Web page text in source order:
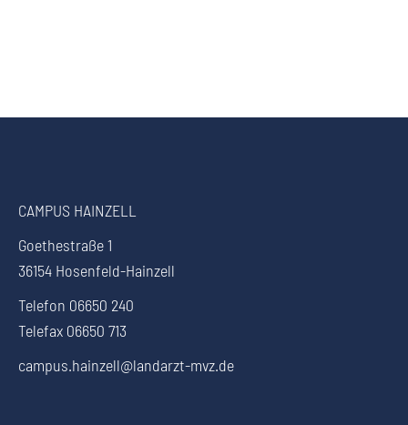
CAMPUS HAINZELL
Goethestraße 1
36154 Hosenfeld-Hainzell
Telefon 06650 240
Telefax 06650 713
campus.hainzell@landarzt-mvz.de